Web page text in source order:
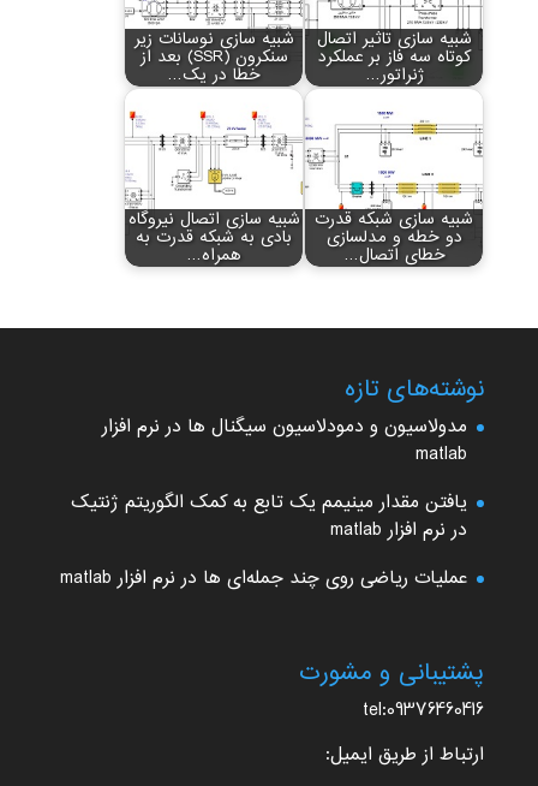
شبیه سازی تاثیر اتصال
کوتاه سه فاز بر عملکرد
ژنراتور…
شبیه سازی نوسانات زیر
سنکرون (SSR) بعد از
خطا در یک…
شبیه سازی شبکه قدرت
دو خطه و مدلسازی
خطای اتصال…
شبیه سازی اتصال نیروگاه
بادی به شبکه قدرت به
همراه…
نوشته‌های تازه
مدولاسیون و دمودلاسیون سیگنال ها در نرم افزار
matlab
یافتن مقدار مینیمم یک تابع به کمک الگوریتم ژنتیک
در نرم افزار matlab
عملیات ریاضی روی چند جمله‌ای ها در نرم افزار matlab
پشتیبانی و مشورت
tel:09376460416
ارتباط از طریق ایمیل: